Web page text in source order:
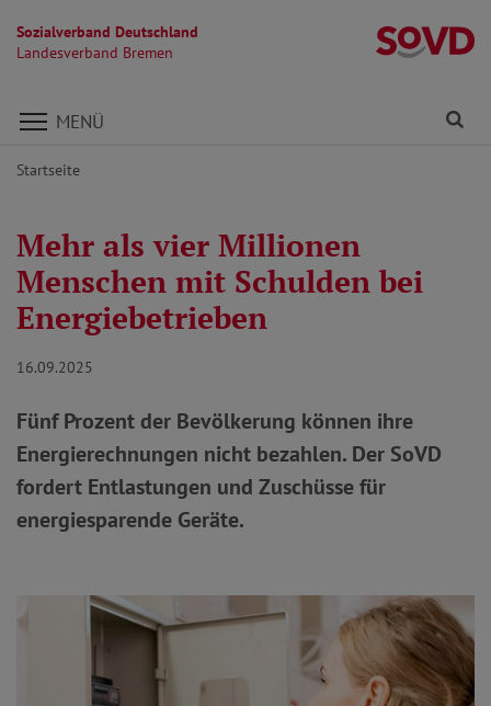
Sozialverband Deutschland
Landesverband Bremen
Direkt zu den Inhalten springen
MENÜ
Startseite
Mehr als vier Millionen
Menschen mit Schulden bei
Energiebetrieben
16.09.2025
Fünf Prozent der Bevölkerung können ihre
Energierechnungen nicht bezahlen. Der SoVD
fordert Entlastungen und Zuschüsse für
energiesparende Geräte.